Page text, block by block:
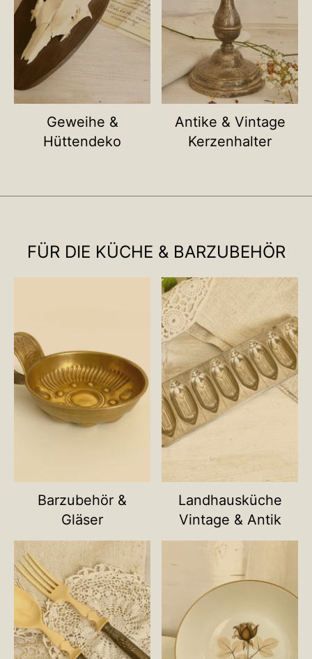
Geweihe &
Hüttendeko
Antike & Vintage
Kerzenhalter
FÜR DIE KÜCHE & BARZUBEHÖR
Name deiner Kategorie
Barzubehör &
Gläser
Name deiner
Landhausküche
Vintage & Antik
Name deiner Kategorie Name deiner